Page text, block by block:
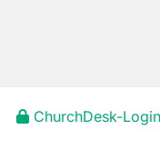
ChurchDesk-Login